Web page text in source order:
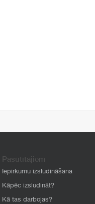
Pasūtītājiem
Iepirkumu izsludināšana
Kāpēc izsludināt?
Kā tas darbojas?